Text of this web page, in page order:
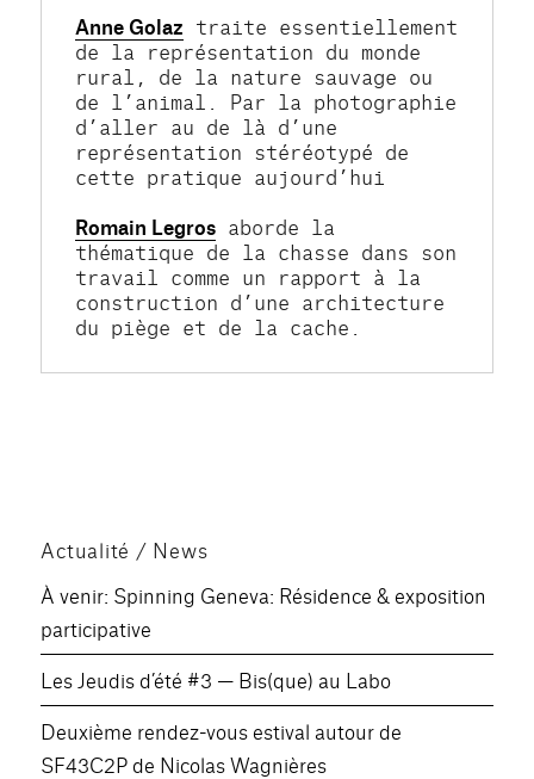
Anne Golaz traite essentiellement
de la représentation du monde
rural, de la nature sauvage ou
de l’animal. Par la photographie
d’aller au de là d’une
représentation stéréotypé de
cette pratique aujourd’hui
Romain Legros aborde la
thématique de la chasse dans son
travail comme un rapport à la
construction d’une architecture
du piège et de la cache.
Actualité / News
À venir: Spinning Geneva: Résidence & exposition
participative
Les Jeudis d’été #3 — Bis(que) au Labo
Deuxième rendez-vous estival autour de
SF43C2P de Nicolas Wagnières